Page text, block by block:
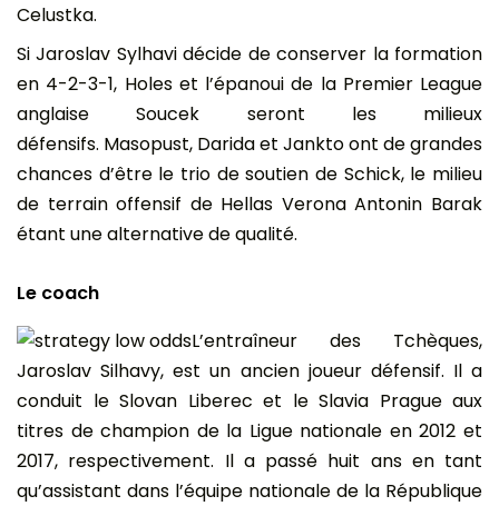
Celustka.
Si Jaroslav Sylhavi décide de conserver la formation
en 4-2-3-1, Holes et l’épanoui de la Premier League
anglaise Soucek seront les milieux
défensifs. Masopust, Darida et Jankto ont de grandes
chances d’être le trio de soutien de Schick, le milieu
de terrain offensif de Hellas Verona Antonin Barak
étant une alternative de qualité.
Le coach
L’entraîneur des Tchèques,
Jaroslav Silhavy, est un ancien joueur défensif. Il a
conduit le Slovan Liberec et le Slavia Prague aux
titres de champion de la Ligue nationale en 2012 et
2017, respectivement. Il a passé huit ans en tant
qu’assistant dans l’équipe nationale de la République